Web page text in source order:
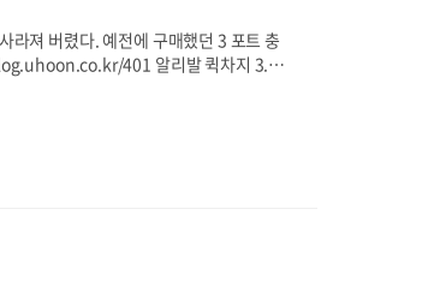
라져 버렸다. 예전에 구매했던 3 포트 충
401 알리발 퀵차지 3.0 3
참 번듯하다. "..